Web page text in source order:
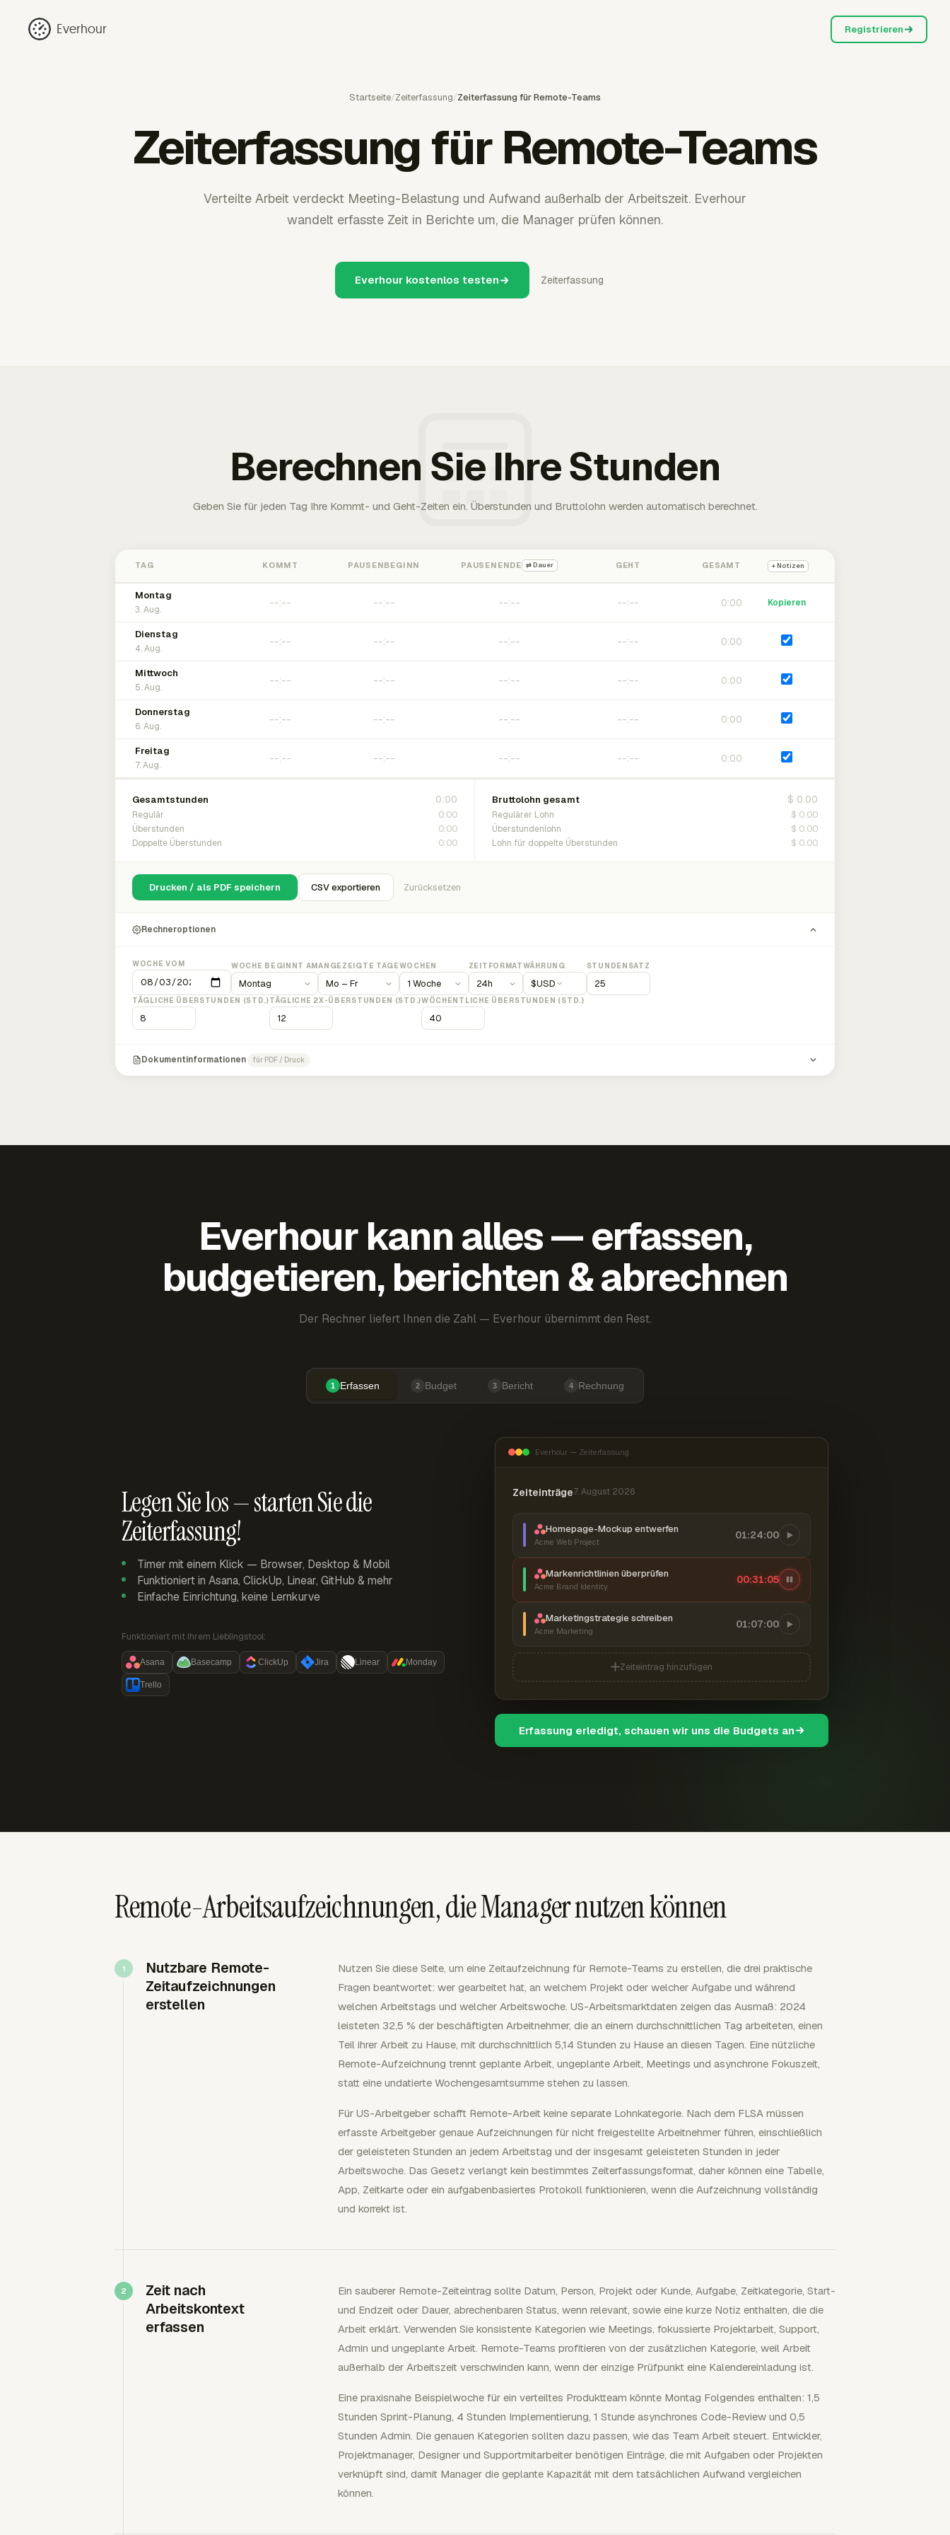
Everhour Registrieren
Startseite/Zeiterfassung/Zeiterfassung für Remote-Teams
Zeiterfassung für Remote-Teams
Verteilte Arbeit verdeckt Meeting-Belastung und Aufwand außerhalb der Arbeitszeit. Everhour
wandelt erfasste Zeit in Berichte um, die Manager prüfen können.
Everhour kostenlos testen Zeiterfassung
Berechnen Sie Ihre Stunden
Geben Sie für jeden Tag Ihre Kommt- und Geht-Zeiten ein. Überstunden und Bruttolohn werden automatisch berechnet.
TAG KOMMT PAUSENBEGINN PAUSENENDE ⇄ Dauer GEHT GESAMT + Notizen
Montag
3. Aug.
0:00 Kopieren
Dienstag
4. Aug.
0:00
Mittwoch
5. Aug.
0:00
Donnerstag
6. Aug.
0:00
Freitag
7. Aug.
0:00
Gesamtstunden 0:00
Regulär 0:00
Überstunden 0:00
Doppelte Überstunden 0:00
Bruttolohn gesamt $ 0.00
Regulärer Lohn $ 0.00
Überstundenlohn $ 0.00
Lohn für doppelte Überstunden $ 0.00
Drucken / als PDF speichern CSV exportieren Zurücksetzen
Rechneroptionen
WOCHE VOM WOCHE BEGINNT AMANGEZEIGTE TAGEWOCHEN ZEITFORMATWÄHRUNG
$USD
STUNDENSATZ
TÄGLICHE ÜBERSTUNDEN (STD.)TÄGLICHE 2X-ÜBERSTUNDEN (STD.)WÖCHENTLICHE ÜBERSTUNDEN (STD.)
Dokumentinformationen für PDF / Druck
Everhour kann alles — erfassen,
budgetieren, berichten & abrechnen
Der Rechner liefert Ihnen die Zahl — Everhour übernimmt den Rest.
1 Erfassen 2 Budget 3 Bericht 4 Rechnung
Legen Sie los — starten Sie die
Zeiterfassung!
Timer mit einem Klick — Browser, Desktop & Mobil
Funktioniert in Asana, ClickUp, Linear, GitHub & mehr
Einfache Einrichtung, keine Lernkurve
Funktioniert mit Ihrem Lieblingstool:
Asana Basecamp ClickUp Jira Linear Monday
Trello
Everhour — Zeiterfassung
Zeiteinträge7. August 2026
Homepage-Mockup entwerfen
Acme Web Project
01:24:00
Markenrichtlinien überprüfen
Acme Brand Identity
00:31:06
Marketingstrategie schreiben
Acme Marketing
01:07:00
Zeiteintrag hinzufügen
Erfassung erledigt, schauen wir uns die Budgets an
Remote-Arbeitsaufzeichnungen, die Manager nutzen können
Nutzbare Remote-
Zeitaufzeichnungen
erstellen
Nutzen Sie diese Seite, um eine Zeitaufzeichnung für Remote-Teams zu erstellen, die drei praktische
Fragen beantwortet: wer gearbeitet hat, an welchem Projekt oder welcher Aufgabe und während
welchen Arbeitstags und welcher Arbeitswoche. US-Arbeitsmarktdaten zeigen das Ausmaß: 2024
leisteten 32,5 % der beschäftigten Arbeitnehmer, die an einem durchschnittlichen Tag arbeiteten, einen
Teil ihrer Arbeit zu Hause, mit durchschnittlich 5,14 Stunden zu Hause an diesen Tagen. Eine nützliche
Remote-Aufzeichnung trennt geplante Arbeit, ungeplante Arbeit, Meetings und asynchrone Fokuszeit,
statt eine undatierte Wochengesamtsumme stehen zu lassen.
Für US-Arbeitgeber schafft Remote-Arbeit keine separate Lohnkategorie. Nach dem FLSA müssen
erfasste Arbeitgeber genaue Aufzeichnungen für nicht freigestellte Arbeitnehmer führen, einschließlich
der geleisteten Stunden an jedem Arbeitstag und der insgesamt geleisteten Stunden in jeder
Arbeitswoche. Das Gesetz verlangt kein bestimmtes Zeiterfassungsformat, daher können eine Tabelle,
App, Zeitkarte oder ein aufgabenbasiertes Protokoll funktionieren, wenn die Aufzeichnung vollständig
und korrekt ist.
Zeit nach
Arbeitskontext
erfassen
Ein sauberer Remote-Zeiteintrag sollte Datum, Person, Projekt oder Kunde, Aufgabe, Zeitkategorie, Start-
und Endzeit oder Dauer, abrechenbaren Status, wenn relevant, sowie eine kurze Notiz enthalten, die die
Arbeit erklärt. Verwenden Sie konsistente Kategorien wie Meetings, fokussierte Projektarbeit, Support,
Admin und ungeplante Arbeit. Remote-Teams profitieren von der zusätzlichen Kategorie, weil Arbeit
außerhalb der Arbeitszeit verschwinden kann, wenn der einzige Prüfpunkt eine Kalendereinladung ist.
Eine praxisnahe Beispielwoche für ein verteiltes Produktteam könnte Montag Folgendes enthalten: 1,5
Stunden Sprint-Planung, 4 Stunden Implementierung, 1 Stunde asynchrones Code-Review und 0,5
Stunden Admin. Die genauen Kategorien sollten dazu passen, wie das Team Arbeit steuert. Entwickler,
Projektmanager, Designer und Supportmitarbeiter benötigen Einträge, die mit Aufgaben oder Projekten
verknüpft sind, damit Manager die geplante Kapazität mit dem tatsächlichen Aufwand vergleichen
können.